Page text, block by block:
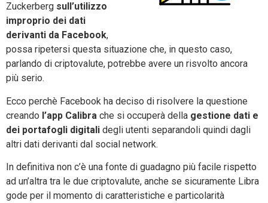
Zuckerberg sull’utilizzo
improprio dei dati
derivanti da Facebook,
possa ripetersi questa situazione che, in questo caso,
parlando di criptovalute, potrebbe avere un risvolto ancora
più serio.
Ecco perchè Facebook ha deciso di risolvere la questione
creando l’app Calibra che si occuperà della gestione dati e
dei portafogli digitali degli utenti separandoli quindi dagli
altri dati derivanti dal social network.
In definitiva non c’è una fonte di guadagno più facile rispetto
ad un’altra tra le due criptovalute, anche se sicuramente Libra
gode per il momento di caratteristiche e particolarità